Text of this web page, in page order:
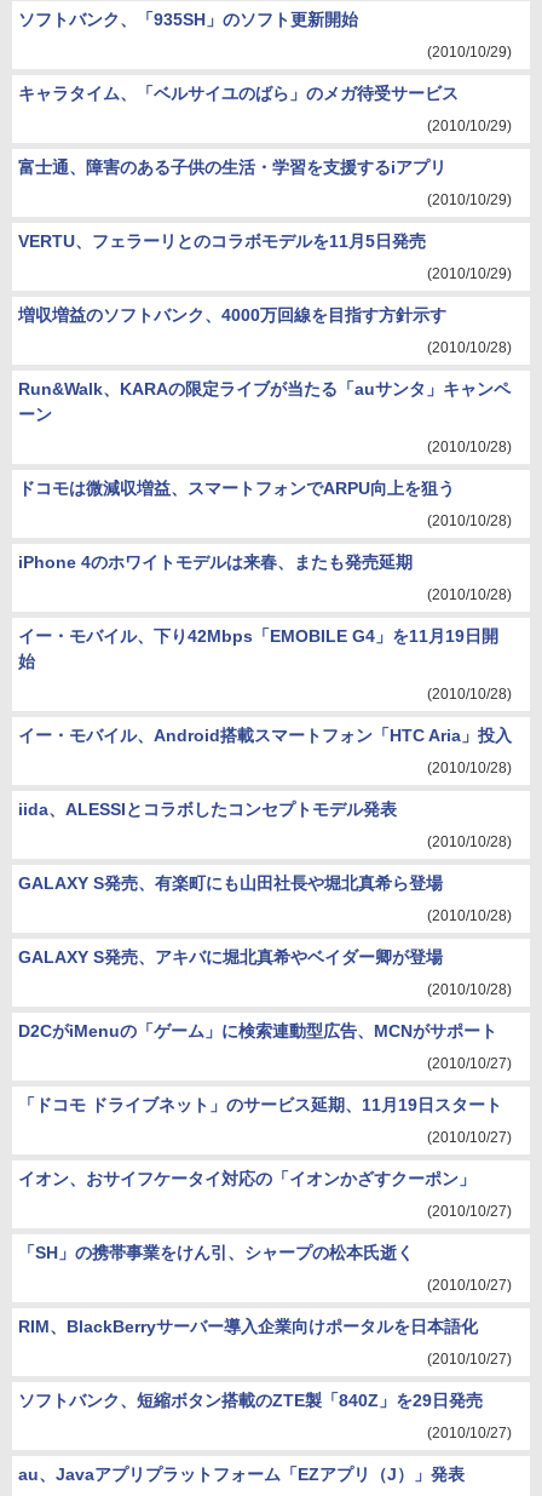
ソフトバンク、「935SH」のソフト更新開始
(2010/10/29)
キャラタイム、「ベルサイユのばら」のメガ待受サービス
(2010/10/29)
富士通、障害のある子供の生活・学習を支援するiアプリ
(2010/10/29)
VERTU、フェラーリとのコラボモデルを11月5日発売
(2010/10/29)
増収増益のソフトバンク、4000万回線を目指す方針示す
(2010/10/28)
Run&Walk、KARAの限定ライブが当たる「auサンタ」キャンペ
ーン
(2010/10/28)
ドコモは微減収増益、スマートフォンでARPU向上を狙う
(2010/10/28)
iPhone 4のホワイトモデルは来春、またも発売延期
(2010/10/28)
イー・モバイル、下り42Mbps「EMOBILE G4」を11月19日開
始
(2010/10/28)
イー・モバイル、Android搭載スマートフォン「HTC Aria」投入
(2010/10/28)
iida、ALESSIとコラボしたコンセプトモデル発表
(2010/10/28)
GALAXY S発売、有楽町にも山田社長や堀北真希ら登場
(2010/10/28)
GALAXY S発売、アキバに堀北真希やベイダー卿が登場
(2010/10/28)
D2CがiMenuの「ゲーム」に検索連動型広告、MCNがサポート
(2010/10/27)
「ドコモ ドライブネット」のサービス延期、11月19日スタート
(2010/10/27)
イオン、おサイフケータイ対応の「イオンかざすクーポン」
(2010/10/27)
「SH」の携帯事業をけん引、シャープの松本氏逝く
(2010/10/27)
RIM、BlackBerryサーバー導入企業向けポータルを日本語化
(2010/10/27)
ソフトバンク、短縮ボタン搭載のZTE製「840Z」を29日発売
(2010/10/27)
au、Javaアプリプラットフォーム「EZアプリ（J）」発表